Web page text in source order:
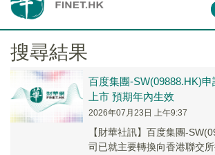
搜尋結果
百度集團-SW(09888.HK)
上市 預期年內生效
2026年07月23日 上午9:37
【財華社訊】百度集團-
司已就主要轉換向香港聯交